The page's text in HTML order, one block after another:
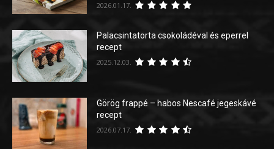
2026.01.17.
Palacsintatorta csokoládéval és eperrel
recept
2025.12.03.
Görög frappé – habos Nescafé jegeskávé
recept
2026.07.17.